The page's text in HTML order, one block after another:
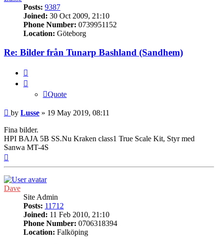
Posts: 9387
Joined: 30 Oct 2009, 21:10
Phone Number: 0739951152
Location: Göteborg
Re: Bilder från Tunarp Bashland (Sandhem)
Quote
Post
by Lusse » 19 May 2019, 08:11
Fina bilder.
HPI BAJA 5B SS.Nu Kraken class1 True Scale Kit, Styr med
Sanwa MT-4S
Dave
Site Admin
Posts: 11712
Joined: 11 Feb 2010, 21:10
Phone Number: 0706318394
Location: Falköping